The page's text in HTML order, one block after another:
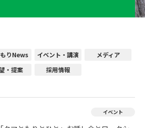
りNews イベント・講演
メディア
・提案
採用情報
イベント